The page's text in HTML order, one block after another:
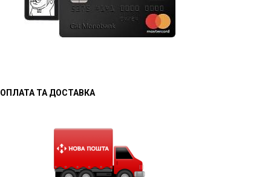
ОПЛАТА ТА ДОСТАВКА